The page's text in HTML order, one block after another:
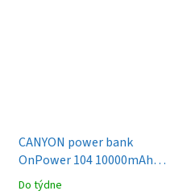
CANYON power bank
OnPower 104 10000mAh
Black
Do týdne